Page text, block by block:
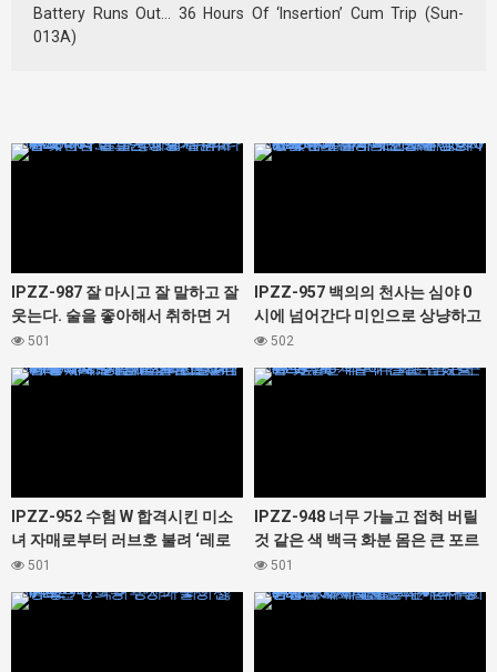
Battery Runs Out… 36 Hours Of ‘Insertion’ Cum Trip (Sun-
013A)
434450
IPZZ-987 잘 마시고 잘 말하고 잘
웃는다. 술을 좋아해서 취하면 거
리감 버그는 에로가 된다 사시 마
501
434448
IPZZ-957 백의의 천사는 심야 0
시에 넘어간다 미인으로 상냥하고
웃는 얼굴이 멋진 나의 첫사랑의
오징어된 변태 간호사였습니다. 니
502
434446
IPZZ-952 수험 W 합격시킨 미소
녀 자매로부터 러브호 불려 ‘레로
레로 벨로키스’& ‘전부 내서 질 내
가정교사 하고 있어서 좋았다-! 세
501
434444
IPZZ-948 너무 가늘고 접혀 버릴
것 같은 색 백극 화분 몸은 큰 포르
티오 개발에 견딜 수 있을까? 숲 싹
501
434442 434440